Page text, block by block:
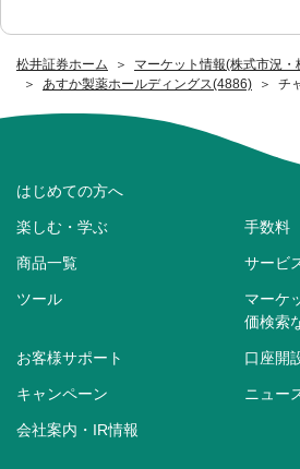
松井証券ホーム
マーケット情報(株式市況
あすか製薬ホールディングス(4886)
チ
はじめての方へ
楽しむ・学ぶ 手数料
商品一覧 サービ
ツール
マーケ
価検索
お客様サポート 口座開
キャンペーン ニュー
会社案内・IR情報